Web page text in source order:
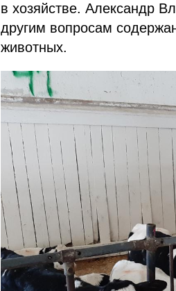
в хозяйстве. Александр
другим вопросам
животных.